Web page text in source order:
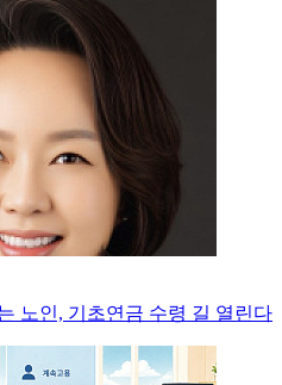
노인, 기초연금 수령 길 열린다